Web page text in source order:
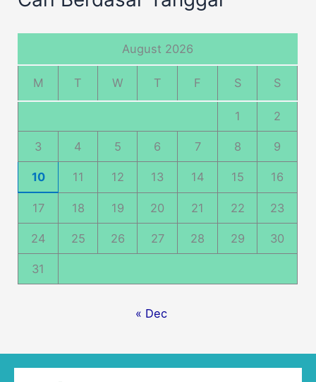
August 2026
M T W T F S S
1 2
3 4 5 6 7 8 9
10 11 12 13 14 15 16
17 18 19 20 21 22 23
24 25 26 27 28 29 30
31
« Dec